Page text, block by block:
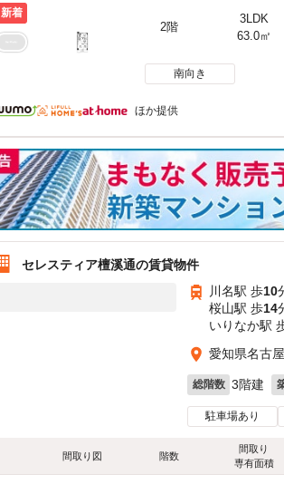
新着
2階
3LDK
63.0㎡
南向き
ほか提供
セレスティア檀溪通の賃貸物件
川名駅 歩10
桜山駅 歩14
いりなか駅
愛知県名古
総階数 3階建
駐車場あり
間取り図 階数
間取り
専有面積